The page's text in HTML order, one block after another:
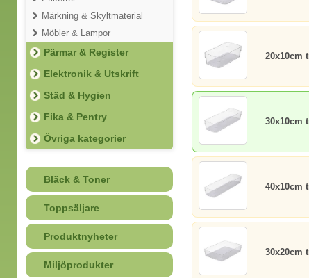
Märkning & Skyltmaterial
Möbler & Lampor
Pärmar & Register
Elektronik & Utskrift
Städ & Hygien
Fika & Pentry
Övriga kategorier
Bläck & Toner
Toppsäljare
Produktnyheter
Miljöprodukter
20x10cm
30x10cm
40x10cm
30x20cm